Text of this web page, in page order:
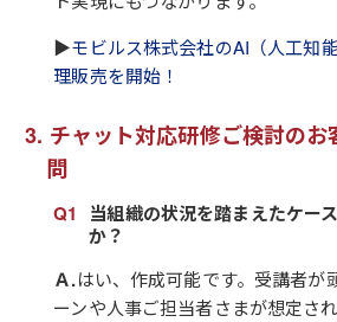
▶モビルス株式会社のAI（人工知
理販売を開始！
チャット対応研修ご検討の
問
当組織の状況を踏まえたケー
か？
Ａ.はい、作成可能です。受講者が
ーンや人事ご担当者さまが想定さ